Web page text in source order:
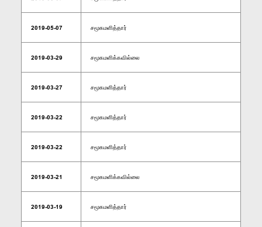
2019-05-07 சமூகமளித்தார்
2019-03-29 சமூகமளிக்கவில்லை
2019-03-27 சமூகமளித்தார்
2019-03-22 சமூகமளித்தார்
2019-03-22 சமூகமளித்தார்
2019-03-21 சமூகமளிக்கவில்லை
2019-03-19 சமூகமளித்தார்